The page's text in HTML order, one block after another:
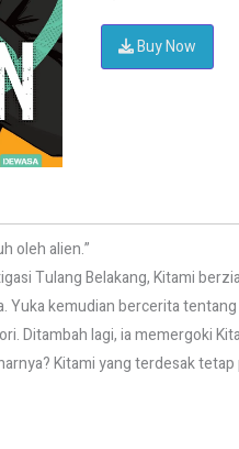
Buy Now
oleh alien.”
Tulang Belakang, Kitami
Yuka kemudian bercerita
Ditambah lagi, ia memergoki
Kitami yang terdesak